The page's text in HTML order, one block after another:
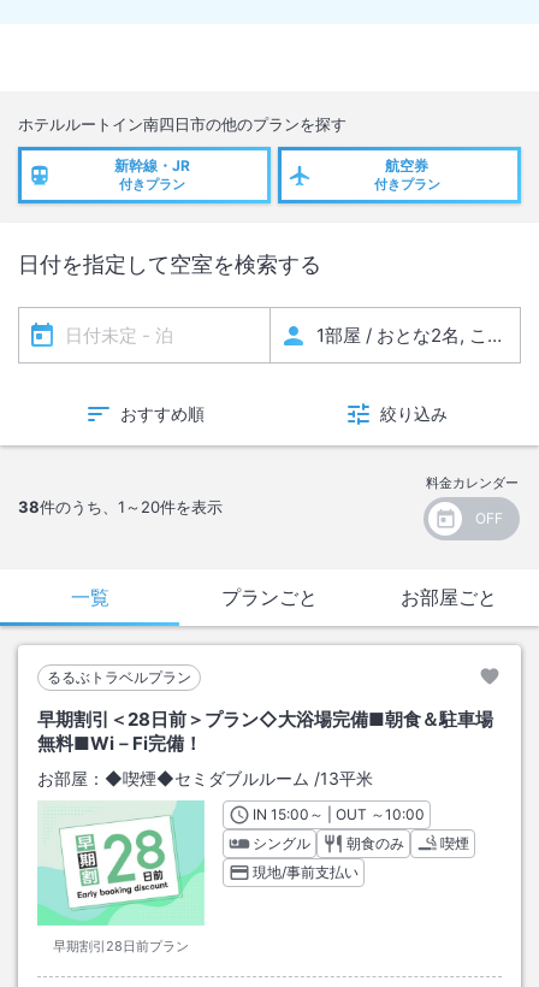
ホテルルートイン南四日市の他のプランを探す
新幹線・JR
付きプラン
航空券
付きプラン
日付を指定して空室を検索する
おすすめ順 絞り込み
38件のうち、 1～20件を表示
料金カレンダー
一覧 プランごと お部屋ごと
るるぶトラベルプラン
早期割引＜28日前＞プラン◇大浴場完備■朝食＆駐車場
無料■Wi－Fi完備！
お部屋： ◆喫煙◆セミダブルルーム /13平米
早期割引28日前プラン
INチェックイン
15:00 ～ | OUT チェックアウト
～10:00
シングル
朝食のみ
喫煙
現地/事前支払い